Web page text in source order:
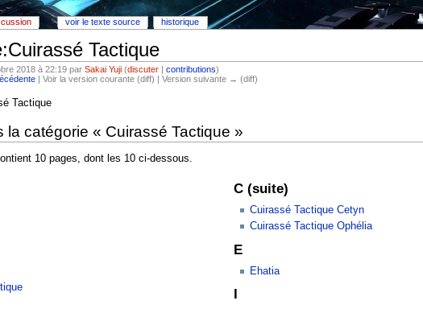
Tactique
2018 à 22:19 parSakai Yuji (discuter |contributions)
| Voir la version courante (diff) | Version suivante → (diff)
Tactique
la catégorie « Cuirassé Tactique »
10 pages, dont les 10 ci-dessous.
C (suite)
Cuirassé Tactique Cetyn
Cuirassé Tactique Ophélia
E
Ehatia
voir le texte source historique